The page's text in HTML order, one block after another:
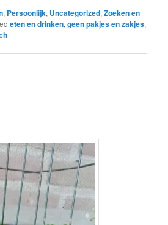
, Persoonlijk, Uncategorized,Zoeken en
eten en drinken,geen pakjes en zakjes,